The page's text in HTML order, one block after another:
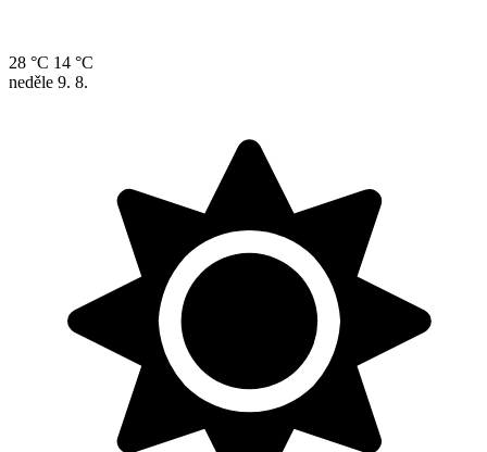
28 °C 14 °C
neděle 9. 8.